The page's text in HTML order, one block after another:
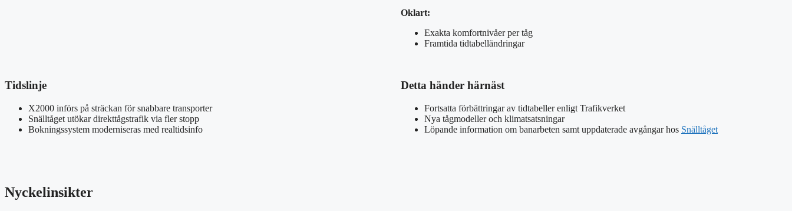
Oklart:
Exakta komfortnivåer per tåg
Framtida tidtabelländringar
Tidslinje
X2000 införs på sträckan för snabbare transporter
Snälltåget utökar direkttågstrafik via fler stopp
Bokningssystem moderniseras med realtidsinfo
Detta händer härnäst
Fortsatta förbättringar av tidtabeller enligt Trafikverket
Nya tågmodeller och klimatsatsningar
Löpande information om banarbeten samt uppdaterade avgångar hos Snälltåget
Nyckelinsikter